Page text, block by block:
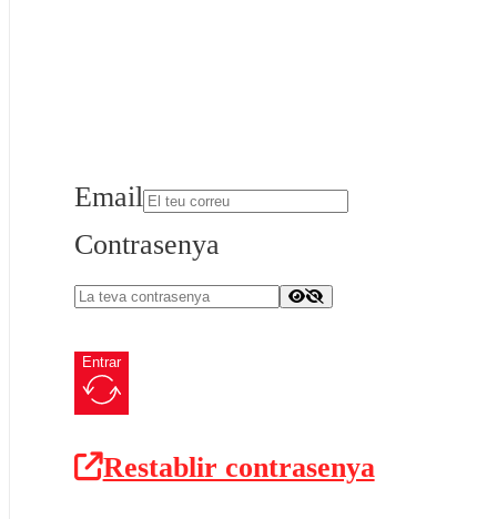
Email
Contrasenya
Entrar
Restablir contrasenya